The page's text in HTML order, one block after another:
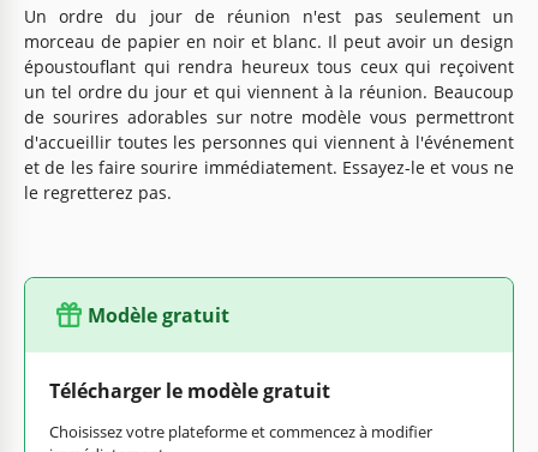
Un ordre du jour de réunion n'est pas seulement un
morceau de papier en noir et blanc. Il peut avoir un design
époustouflant qui rendra heureux tous ceux qui reçoivent
un tel ordre du jour et qui viennent à la réunion. Beaucoup
de sourires adorables sur notre modèle vous permettront
d'accueillir toutes les personnes qui viennent à l'événement
et de les faire sourire immédiatement. Essayez-le et vous ne
le regretterez pas.
Modèle gratuit
Télécharger le modèle gratuit
Choisissez votre plateforme et commencez à modifier